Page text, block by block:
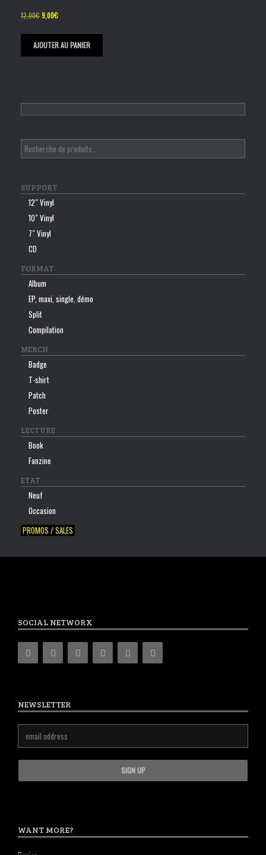
12,00€Le
initial
était :
9,00€Le
actuel
est :
AJOUTER AU PANIER
SUPPORT
12″ Vinyl
10″ Vinyl
7″ Vinyl
CD
FORMAT
Album
EP, maxi, single, démo
Split
Compilation
MERCH
Badge
T-shirt
Patch
Poster
LECTURE
Book
Fanzine
ETAT
Neuf
Occasion
PROMOS / SALES
SOCIAL NETWORX
NEWSLETTER
WANT MORE?